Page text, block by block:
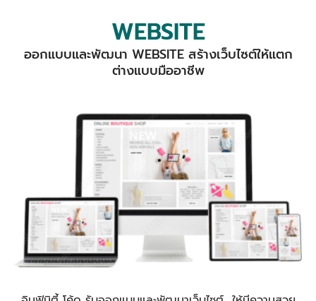
WEBSITE
ออกแบบและพัฒนา WEBSITE สร้างเว็บไซต์ให้แตก
ต่างแบบมืออาชีพ